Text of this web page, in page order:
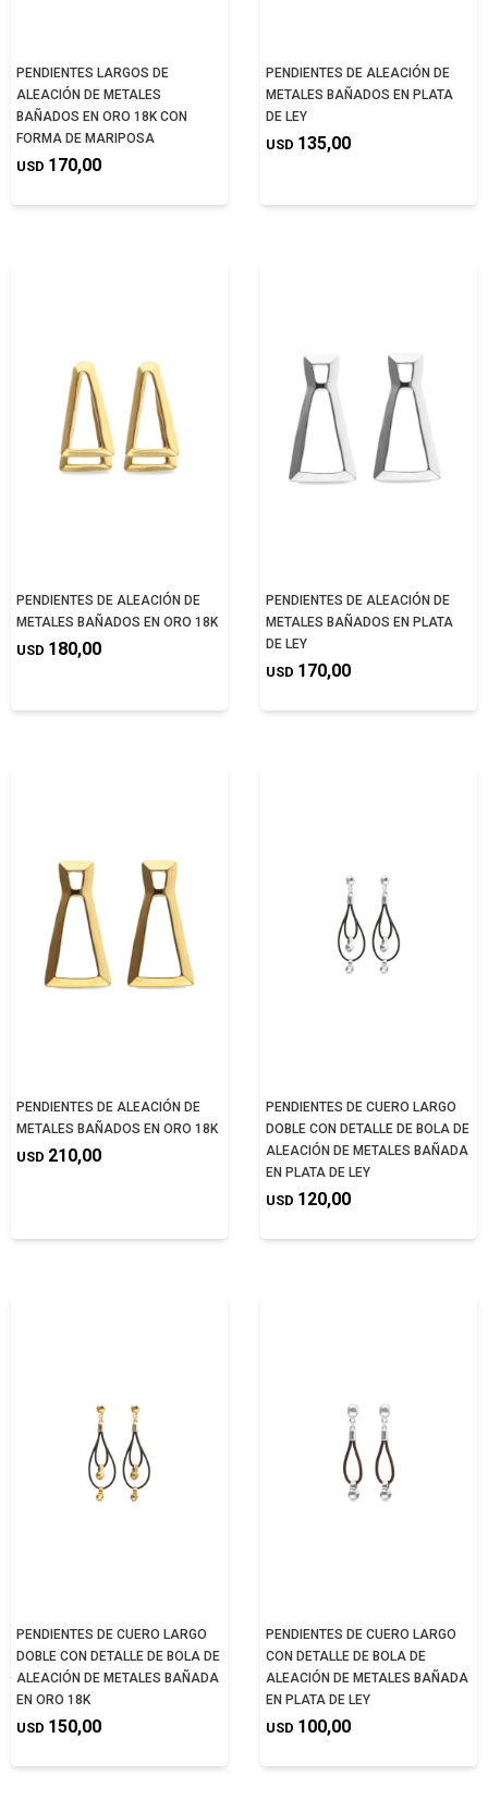
PENDIENTES LARGOS DE
ALEACIÓN DE METALES
BAÑADOS EN ORO 18K CON
FORMA DE MARIPOSA
USD 170,00
PENDIENTES DE ALEACIÓN DE
METALES BAÑADOS EN PLATA
DE LEY
USD 135,00
PENDIENTES DE ALEACIÓN DE
METALES BAÑADOS EN ORO 18K
USD 180,00
PENDIENTES DE ALEACIÓN DE
METALES BAÑADOS EN PLATA
DE LEY
USD 170,00
PENDIENTES DE ALEACIÓN DE
METALES BAÑADOS EN ORO 18K
USD 210,00
PENDIENTES DE CUERO LARGO
DOBLE CON DETALLE DE BOLA DE
ALEACIÓN DE METALES BAÑADA
EN PLATA DE LEY
USD 120,00
PENDIENTES DE CUERO LARGO
DOBLE CON DETALLE DE BOLA DE
ALEACIÓN DE METALES BAÑADA
EN ORO 18K
USD 150,00
PENDIENTES DE CUERO LARGO
CON DETALLE DE BOLA DE
ALEACIÓN DE METALES BAÑADA
EN PLATA DE LEY
USD 100,00